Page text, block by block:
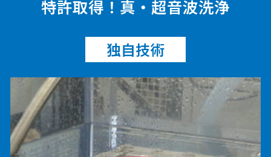
特許取得！真・超音波洗浄
独自技術